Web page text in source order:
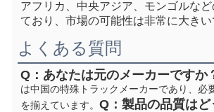
アフリカ、中央アジア、モンゴルな
ており、市場の可能性は非常に大きい
よくある質問
Q：あなたは元のメーカーですか
は中国の特殊トラックメーカーであり、必
を揃えています。 Q：製品の品質はど